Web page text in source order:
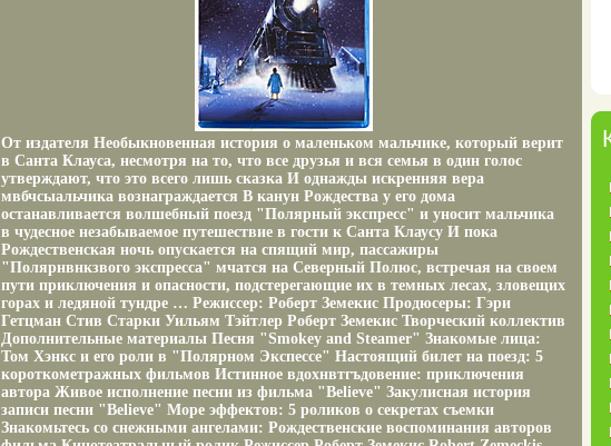
От издателя Необыкновенная история о маленьком мальчике, который верит
в Санта Клауса, несмотря на то, что все друзья и вся семья в один голос
утверждают, что это всего лишь сказка И однажды искренняя вера
мвбчсыальчика вознаграждается В канун Рождества у его дома
останавливается волшебный поезд "Полярный экспресс" и уносит мальчика
в чудесное незабываемое путешествие в гости к Санта Клаусу И пока
Рождественская ночь опускается на спящий мир, пассажиры
"Полярнвнкзвого экспресса" мчатся на Северный Полюс, встречая на своем
пути приключения и опасности, подстерегающие их в темных лесах, зловещих
горах и ледяной тундре … Режиссер: Роберт Земекис Продюсеры: Гэри
Гетцман Стив Старки Уильям Тэйтлер Роберт Земекис Творческий коллектив
Дополнительные материалы Песня "Smokey and Steamer" Знакомые лица:
Том Хэнкс и его роли в "Полярном Экспессе" Настоящий билет на поезд: 5
короткометражных фильмов Истинное вдохнвтгъдовение: приключения
автора Живое исполнение песни из фильма "Believe" Закулисная история
записи песни "Believe" Море эффектов: 5 роликов о секретах съемки
Знакомьтесь со снежными ангелами: Рождественские воспоминания авторов